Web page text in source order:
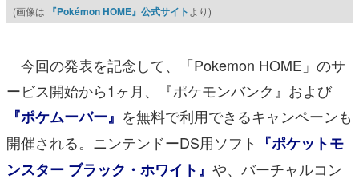
(画像は 『Pokémon HOME』公式サイト より)
今回の発表を記念して、「Pokemon HOME」のサ
ービス開始から1ヶ月、『ポケモンバンク』および
『ポケムーバー』 を無料で利用できるキャンペーンも
開催される。ニンテンドーDS用ソフト 『ポケットモ
ンスター ブラック・ホワイト』 や、バーチャルコン